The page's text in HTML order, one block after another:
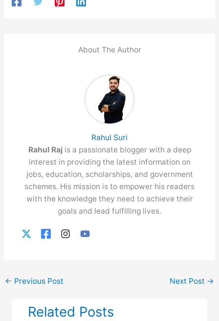
About The Author
Rahul Suri
Rahul Raj is a passionate blogger with a deep
interest in providing the latest information on
jobs, education, scholarships, and government
schemes. His mission is to empower his readers
with the knowledge they need to achieve their
goals and lead fulfilling lives.
← Previous Post Next Post →
Related Posts